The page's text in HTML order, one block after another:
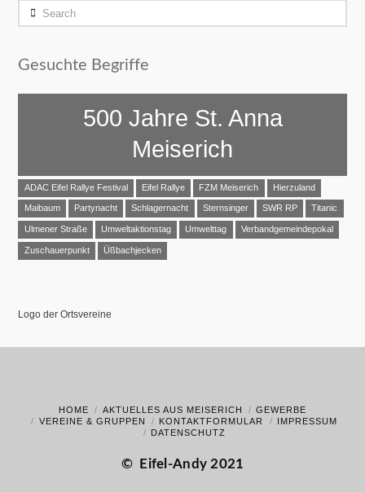
Search
Gesuchte Begriffe
500 Jahre St. Anna
Meiserich
ADAC Eifel Rallye Festival Eifel Rallye FZM Meiserich Hierzuland
Maibaum Partynacht Schlagernacht Sternsinger SWR RP Titanic
Ulmener Straße Umweltaktionstag Umwelttag Verbandgemeindepokal
Zuschauerpunkt Üßbachjecken
Logo der Ortsvereine
HOME AKTUELLES AUS MEISERICH
GEWERBE
VEREINE & GRUPPEN
KONTAKTFORMULAR
IMPRESSUM
DATENSCHUTZ
© Eifel-Andy 2021